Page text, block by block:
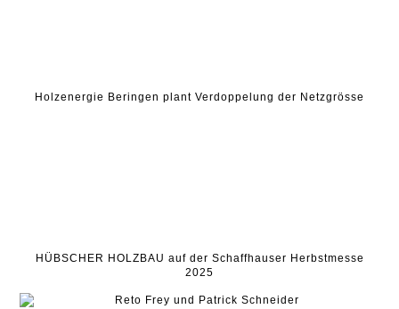
Holzenergie Beringen plant Verdoppelung der Netzgrösse
HÜBSCHER HOLZBAU auf der Schaffhauser Herbstmesse
2025